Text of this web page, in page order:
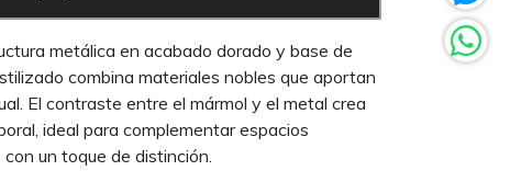
metálica en acabado dorado y base de
combina materiales nobles que aportan
El contraste entre el mármol y el metal crea
ideal para complementar espacios
un toque de distinción.